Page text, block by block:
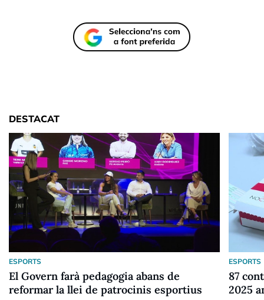
DESTACAT
ESPORTS
El Govern farà pedagogia abans de
reformar la llei de patrocinis esportius
ESPORTS
87
2025